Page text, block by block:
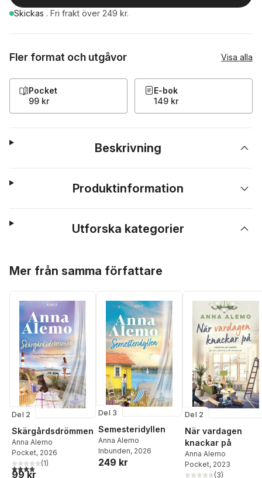
Skickas . Fri frakt över 249 kr.
Fler format och utgåvor Visa alla
Pocket
99 kr
E-bok
149 kr
Beskrivning
Produktinformation
Utforska kategorier
Mer från samma författare
Del 2
Skärgårdsdrömmen
Anna Alemo
Pocket, 2026
4,0utav 5 stjärnor. Totalt antal röster:
(1)
99 kr
Del 3
Semesteridyllen
Anna Alemo
Inbunden, 2026
249 kr
Del 2
När vardagen
knackar på
Anna Alemo
Pocket, 2023
(3)